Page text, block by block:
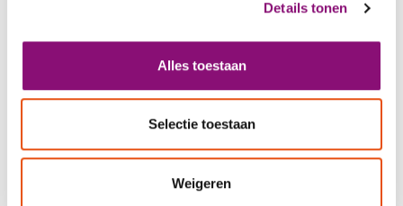
Details tonen
Alles toestaan
Selectie toestaan
Weigeren
De villa ligt in een rustige wijk in Hilversum,
omringd door groen en bos. Wandelen en
fietsen in de natuur is eenvoudig. Het
winkelcentrum en het treinstation zijn dichtbij,
kapper. Het centrum van Hilversum is ongeveer